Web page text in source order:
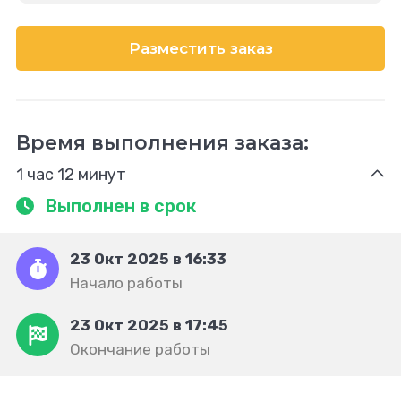
Разместить заказ
Время выполнения заказа:
1 час 12 минут
Выполнен в срок
23 Окт 2025 в 16:33
Начало работы
23 Окт 2025 в 17:45
Окончание работы